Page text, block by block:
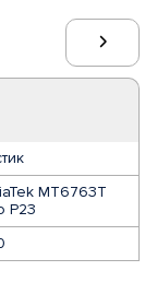
MT6763T
P23